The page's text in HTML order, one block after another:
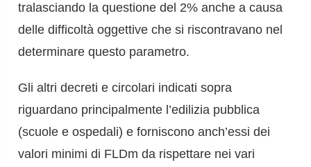
tralasciando la questione del 2% anche a causa
delle difficoltà oggettive che si riscontravano nel
determinare questo parametro.
Gli altri decreti e circolari indicati sopra
riguardano principalmente l’edilizia pubblica
(scuole e ospedali) e forniscono anch’essi dei
valori minimi di FLDm da rispettare nei vari